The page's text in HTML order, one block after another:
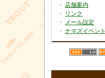
・ 店舗案内
・
リンク
・
メール設定
・ ナマズイベント